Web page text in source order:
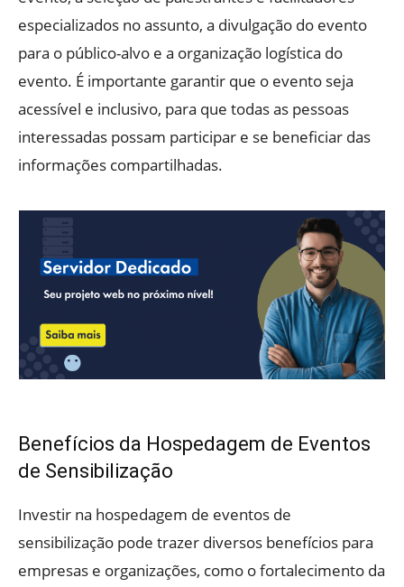
especializados no assunto, a divulgação do evento
para o público-alvo e a organização logística do
evento. É importante garantir que o evento seja
acessível e inclusivo, para que todas as pessoas
interessadas possam participar e se beneficiar das
informações compartilhadas.
Benefícios da Hospedagem de Eventos
de Sensibilização
Investir na hospedagem de eventos de
sensibilização pode trazer diversos benefícios para
empresas e organizações, como o fortalecimento da